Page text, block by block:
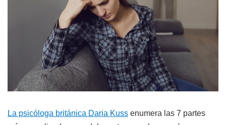
La psicóloga británica Daria Kuss enumera las 7 partes